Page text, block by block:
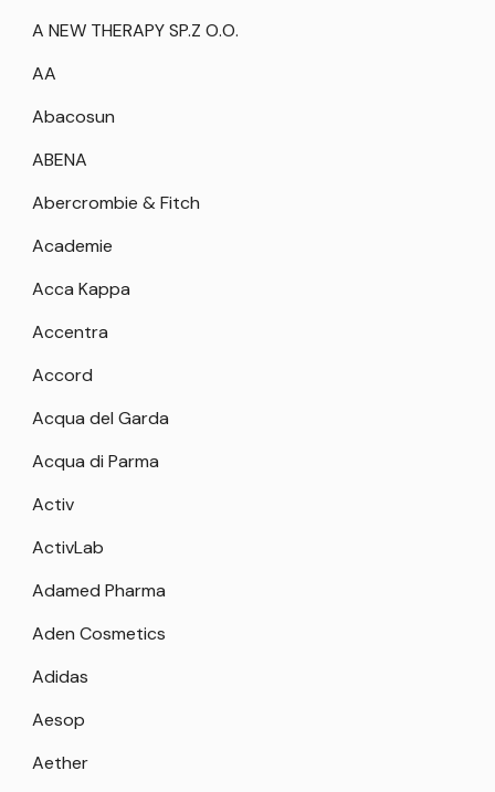
A NEW THERAPY SP.Z O.O.
AA
Abacosun
ABENA
Abercrombie & Fitch
Academie
Acca Kappa
Accentra
Accord
Acqua del Garda
Acqua di Parma
Activ
ActivLab
Adamed Pharma
Aden Cosmetics
Adidas
Aesop
Aether